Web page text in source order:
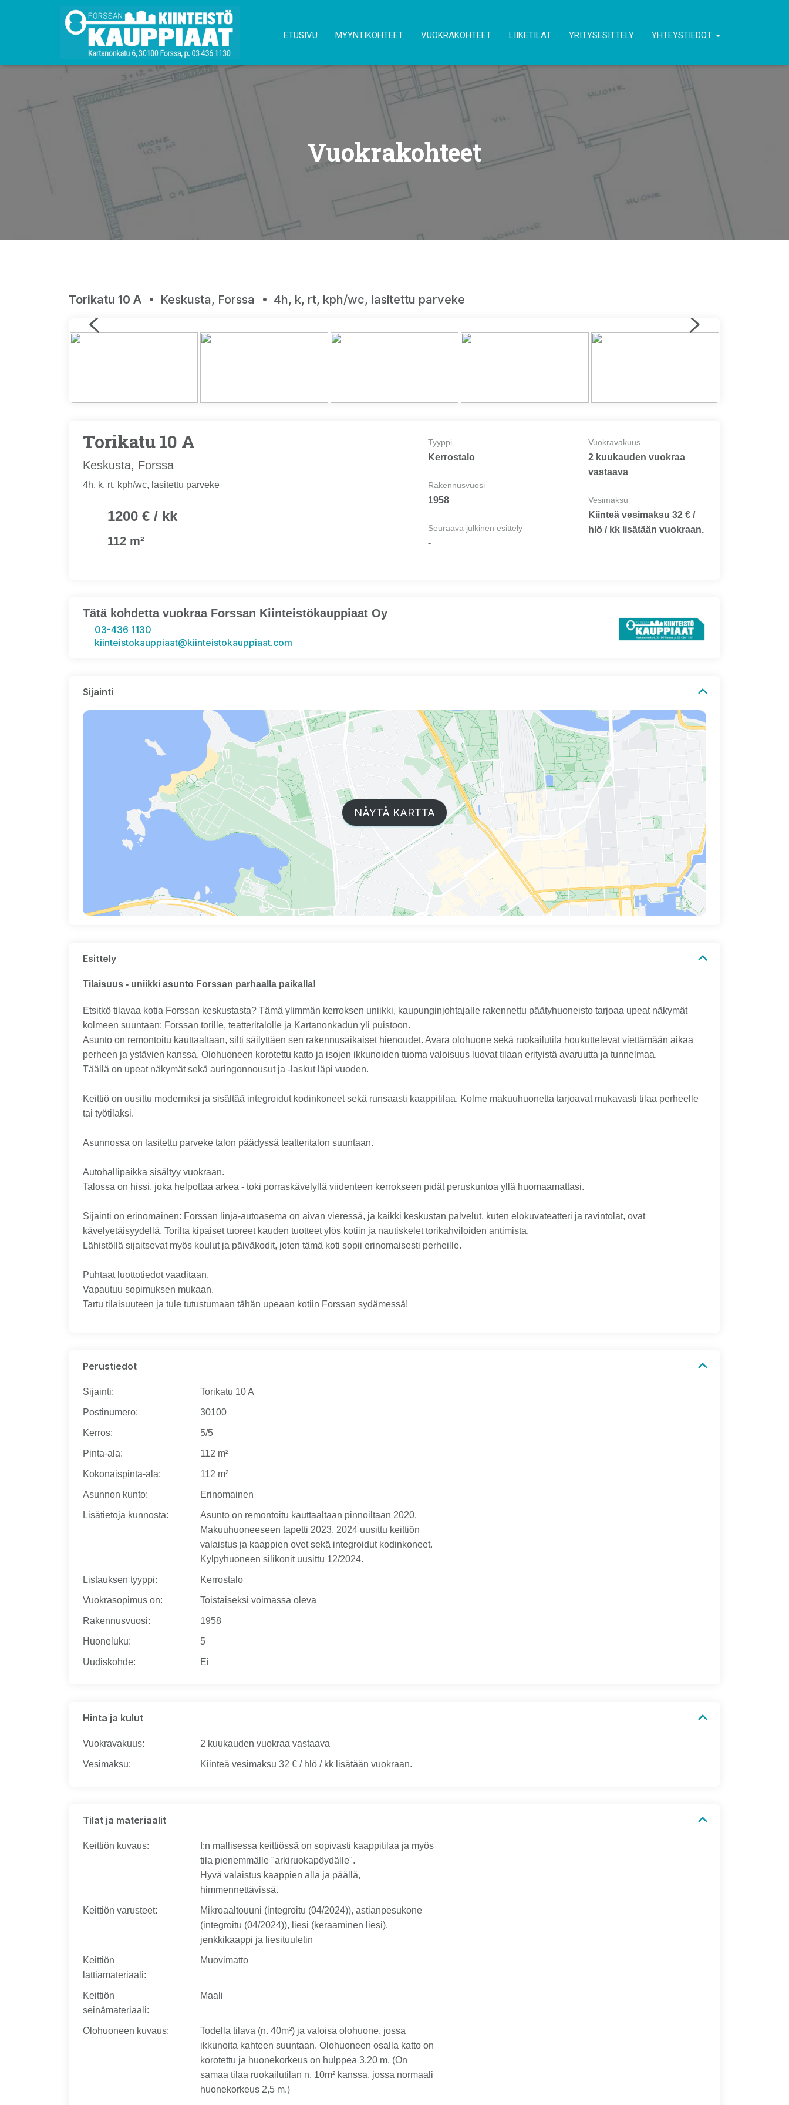
ETUSIVU MYYNTIKOHTEET VUOKRAKOHTEET LIIKETILAT YRITYSESITTELY YHTEYSTIEDOT
Vuokrakohteet
Torikatu 10 A Keskusta, Forssa 4h, k, rt, kph/wc, lasitettu parveke
Torikatu 10 A
Keskusta, Forssa
4h, k, rt, kph/wc, lasitettu parveke
1200 € / kk
112 m²
Tyyppi
Kerrostalo
Rakennusvuosi
1958
Seuraava julkinen esittely
-
Vuokravakuus
2 kuukauden vuokraa
vastaava
Vesimaksu
Kiinteä vesimaksu 32 € /
hlö / kk lisätään vuokraan.
Tätä kohdetta vuokraa Forssan Kiinteistökauppiaat Oy
03-436 1130
kiinteistokauppiaat@kiinteistokauppiaat.com
Sijainti
NÄYTÄ KARTTA
Esittely
Tilaisuus - uniikki asunto Forssan parhaalla paikalla!
Etsitkö tilavaa kotia Forssan keskustasta? Tämä ylimmän kerroksen uniikki, kaupunginjohtajalle rakennettu päätyhuoneisto tarjoaa upeat näkymät
kolmeen suuntaan: Forssan torille, teatteritalolle ja Kartanonkadun yli puistoon.
Asunto on remontoitu kauttaaltaan, silti säilyttäen sen rakennusaikaiset hienoudet. Avara olohuone sekä ruokailutila houkuttelevat viettämään aikaa
perheen ja ystävien kanssa. Olohuoneen korotettu katto ja isojen ikkunoiden tuoma valoisuus luovat tilaan erityistä avaruutta ja tunnelmaa.
Täällä on upeat näkymät sekä auringonnousut ja -laskut läpi vuoden.
Keittiö on uusittu moderniksi ja sisältää integroidut kodinkoneet sekä runsaasti kaappitilaa. Kolme makuuhuonetta tarjoavat mukavasti tilaa perheelle
tai työtilaksi.
Asunnossa on lasitettu parveke talon päädyssä teatteritalon suuntaan.
Autohallipaikka sisältyy vuokraan.
Talossa on hissi, joka helpottaa arkea - toki porraskävelyllä viidenteen kerrokseen pidät peruskuntoa yllä huomaamattasi.
Sijainti on erinomainen: Forssan linja-autoasema on aivan vieressä, ja kaikki keskustan palvelut, kuten elokuvateatteri ja ravintolat, ovat
kävelyetäisyydellä. Torilta kipaiset tuoreet kauden tuotteet ylös kotiin ja nautiskelet torikahviloiden antimista.
Lähistöllä sijaitsevat myös koulut ja päiväkodit, joten tämä koti sopii erinomaisesti perheille.
Puhtaat luottotiedot vaaditaan.
Vapautuu sopimuksen mukaan.
Tartu tilaisuuteen ja tule tutustumaan tähän upeaan kotiin Forssan sydämessä!
Perustiedot
Sijainti: Torikatu 10 A
Postinumero: 30100
Kerros: 5/5
Pinta-ala: 112 m²
Kokonaispinta-ala: 112 m²
Asunnon kunto: Erinomainen
Lisätietoja kunnosta:
Asunto on remontoitu kauttaaltaan pinnoiltaan 2020.
Makuuhuoneeseen tapetti 2023. 2024 uusittu keittiön
valaistus ja kaappien ovet sekä integroidut kodinkoneet.
Kylpyhuoneen silikonit uusittu 12/2024.
Listauksen tyyppi: Kerrostalo
Vuokrasopimus on: Toistaiseksi voimassa oleva
Rakennusvuosi: 1958
Huoneluku: 5
Uudiskohde: Ei
Hinta ja kulut
Vuokravakuus: 2 kuukauden vuokraa vastaava
Vesimaksu: Kiinteä vesimaksu 32 € / hlö / kk lisätään vuokraan.
Tilat ja materiaalit
Keittiön kuvaus:
I:n mallisessa keittiössä on sopivasti kaappitilaa ja myös
tila pienemmälle "arkiruokapöydälle".
Hyvä valaistus kaappien alla ja päällä,
himmennettävissä.
Keittiön varusteet:
Mikroaaltouuni (integroitu (04/2024)), astianpesukone
(integroitu (04/2024)), liesi (keraaminen liesi),
jenkkikaappi ja liesituuletin
Keittiön
lattiamateriaali:
Muovimatto
Keittiön
seinämateriaali:
Maali
Olohuoneen kuvaus:
Todella tilava (n. 40m²) ja valoisa olohuone, jossa
ikkunoita kahteen suuntaan. Olohuoneen osalla katto on
korotettu ja huonekorkeus on hulppea 3,20 m. (On
samaa tilaa ruokailutilan n. 10m² kanssa, jossa normaali
huonekorkeus 2,5 m.)